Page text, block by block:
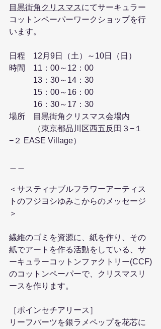
目黒街角クリスマスにてサーキュラー
コットンペーパーワークショップを行
います。
日程　12月9日（土）～10日（日）
時間　11：00～12：00
13：30～14：30
15：00～16：00
16：30～17：30
場所　目黒街角クリスマス会場内
（東京都品川区西五反田３−１
−２ EASE Village）
＜サスティナブルフラワーアーティス
トのフジヨシゆみこからのメッセージ
＞
繊維のゴミを資源に、紙を作り、その
紙でアートを作る活動をしている、サ
ーキュラーコットンファクトリー(CCF)
のコットンペーパーで、クリスマスリ
ースを作ります。
［ポインセチアリース］
リーフパーツを銀ラメペップを花芯に